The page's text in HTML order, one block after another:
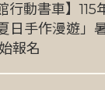
行動書車】
日手作漫遊」
報名